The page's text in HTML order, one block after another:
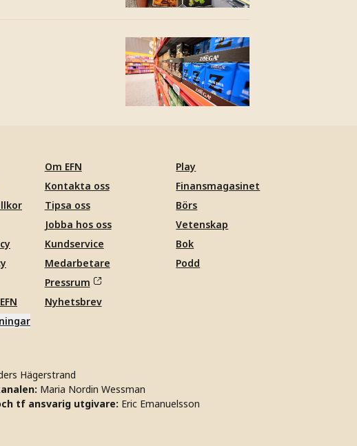
Om EFN
Kontakta oss
Tipsa oss
Jobba hos oss
Kundservice
Medarbetare
Pressrum
Nyhetsbrev
Play
Finansmagasinet
Börs
Vetenskap
Bok
Podd
Hägerstrand
Maria Nordin Wessman
tf ansvarig utgivare: Eric Emanuelsson